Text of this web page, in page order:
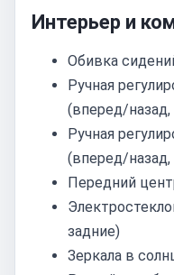
Интерьер и
Обивка
Ручная
(вперед/
Ручная
(вперед/назад,
Передний
задние)
Зеркала в